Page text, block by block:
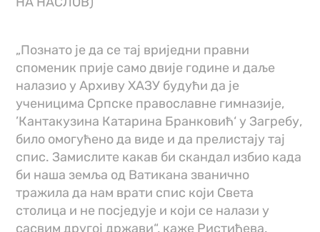
„Познато је да се тај вриједни правни
споменик прије само двије године и даље
налазио у Архиву ХАЗУ будући да је
ученицима Српске православне гимназије,
’Кантакузина Катарина Бранковић‘ у Загребу,
било омогућено да виде и да прелистају тај
спис. Замислите какав би скандал избио када
би наша земља од Ватикана званично
тражила да нам врати спис који Света
столица и не посједује и који се налази у
сасвим другој држави“, каже Ристићева.